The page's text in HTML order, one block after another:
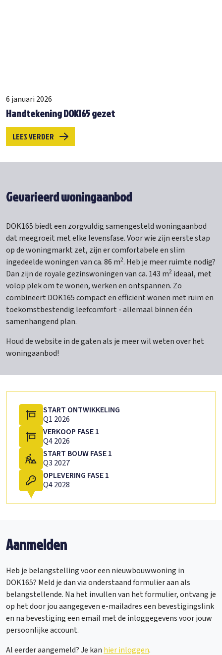
6 januari 2026
Handtekening DOK165 gezet
LEES VERDER
Gevarieerd woningaanbod
DOK165 biedt een zorgvuldig samengesteld woningaanbod
dat meegroeit met elke levensfase. Voor wie zijn eerste stap
op de woningmarkt zet, zijn er comfortabele en slim
ingedeelde woningen van ca. 86 m2. Heb je meer ruimte nodig?
Dan zijn de royale gezinswoningen van ca. 143 m2 ideaal, met
volop plek om te wonen, werken en ontspannen. Zo
combineert DOK165 compact en efficiënt wonen met ruim en
toekomstbestendig leefcomfort - allemaal binnen één
samenhangend plan.
Houd de website in de gaten als je meer wil weten over het
woningaanbod!
START ONTWIKKELING
Q1 2026
VERKOOP FASE 1
Q4 2026
START BOUW FASE 1
Q3 2027
OPLEVERING FASE 1
Q4 2028
Aanmelden
Heb je belangstelling voor een nieuwbouwwoning in
DOK165? Meld je dan via onderstaand formulier aan als
belangstellende. Na het invullen van het formulier, ontvang je
op het door jou aangegeven e-mailadres een bevestigingslink
en na bevestiging een email met de inloggegevens voor jouw
persoonlijke account.
Al eerder aangemeld? Je kan hier inloggen.